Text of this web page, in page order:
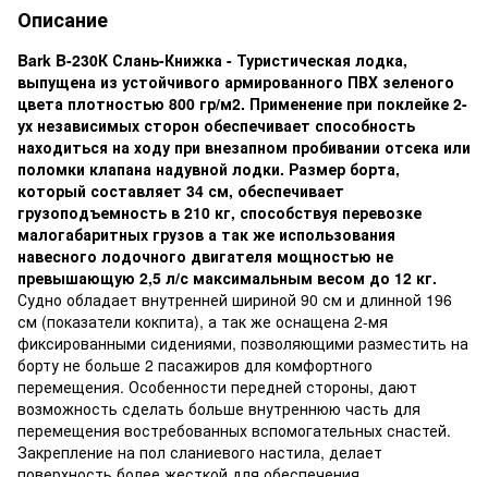
Описание
Bark B-230К Слань-Книжка - Туристическая лодка,
выпущена из устойчивого армированного ПВХ зеленого
цвета плотностью 800 гр/м2. Применение при поклейке 2-
ух независимых сторон обеспечивает способность
находиться на ходу при внезапном пробивании отсека или
поломки клапана надувной лодки. Размер борта,
который составляет 34 см, обеспечивает
грузоподъемность в 210 кг, способствуя перевозке
малогабаритных грузов а так же использования
навесного лодочного двигателя мощностью не
превышающую 2,5 л/с максимальным весом до 12 кг.
Судно обладает внутренней шириной 90 см и длинной 196
см (показатели кокпита), а так же оснащена 2-мя
фиксированными сидениями, позволяющими разместить на
борту не больше 2 пасажиров для комфортного
перемещения. Особенности передней стороны, дают
возможность сделать больше внутреннюю часть для
перемещения востребованных вспомогательных снастей.
Закрепление на пол сланиевого настила, делает